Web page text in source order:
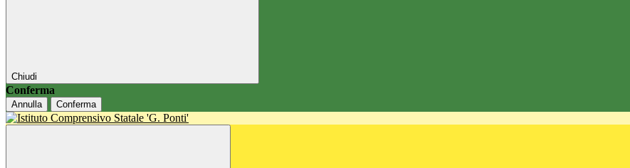
Chiudi
Conferma
Annulla Conferma